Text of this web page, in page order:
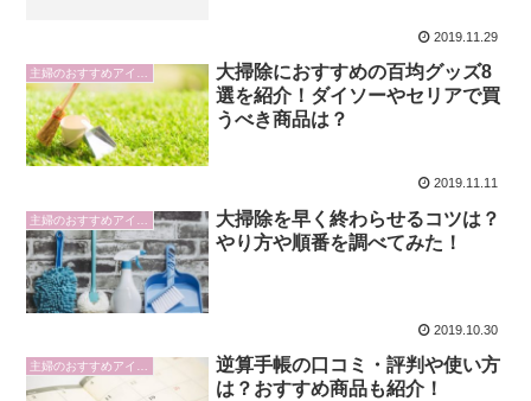
2019.11.29
大掃除におすすめの百均グッズ8
選を紹介！ダイソーやセリアで買
うべき商品は？
2019.11.11
大掃除を早く終わらせるコツは？
やり方や順番を調べてみた！
2019.10.30
主婦のおすすめアイテム
逆算手帳の口コミ・評判や使い方
は？おすすめ商品も紹介！